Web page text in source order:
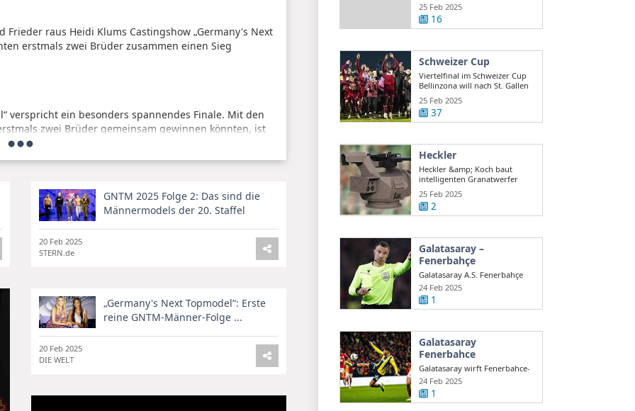
Frieder raus Heidi Klums Castingshow „Germany's Next
erstmals zwei Brüder zusammen einen Sieg
verspricht ein besonders spannendes Finale. Mit den
zwei Brüder gemeinsam gewinnen könnten, ist
wer am Ende den begehrten Titel mit nach
Trotzdem haben sie es weit geschafft und
verspricht eine aufregende und überraschende
GNTM 2025 Folge 2: Das sind die
Männermodels der 20. Staffel
20 Feb 2025
STERN.de
„Germany's Next Topmodel“: Erste
reine GNTM-Männer-Folge ...
20 Feb 2025
DIE WELT
25 Feb 2025
16
Schweizer Cup
Viertelfinal im Schweizer Cup
Bellinzona will nach St. Gallen
auch ...
25 Feb 2025
37
Heckler
Heckler &amp; Koch baut
intelligenten Granatwerfer
gegen Drohnen
25 Feb 2025
2
Galatasaray –
Fenerbahçe
Galatasaray A.S. Fenerbahçe
A.S. en direct Süper Lig turque
...
24 Feb 2025
1
Galatasaray
Fenerbahce
Galatasaray wirft Fenerbahce-
Coach Mourinho Rassismus
vor
24 Feb 2025
1